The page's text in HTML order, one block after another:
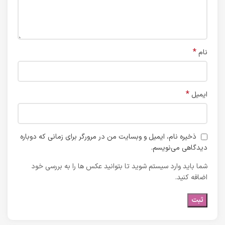
نام *
ایمیل *
ذخیره نام، ایمیل و وبسایت من در مرورگر برای زمانی که دوباره
دیدگاهی می‌نویسم.
شما باید وارد سیستم شوید تا بتوانید عکس ها را به بررسی خود
اضافه کنید.